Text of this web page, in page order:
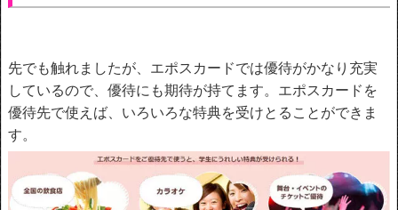
先でも触れましたが、エポスカードでは優待がかなり充実
しているので、優待にも期待が持てます。エポスカードを
優待先で使えば、いろいろな特典を受けとることができま
す。